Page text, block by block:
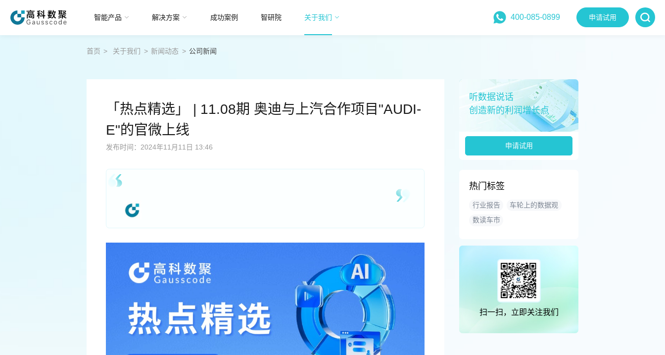
智能产品 解决方案 成功案例 智研院 关于我们 400-085-0899 申请试用
首页 > 关于我们 > 新闻动态 > 公司新闻
「热点精选」 | 11.08期 奥迪与上汽合作项目"AUDI-
E"的官微上线
发布时间：2024年11月11日 13:46
听数据说话
创造新的利润增长点
申请试用
热门标签
行业报告
车轮上的数据观
数读车市
扫一扫，立即关注我们